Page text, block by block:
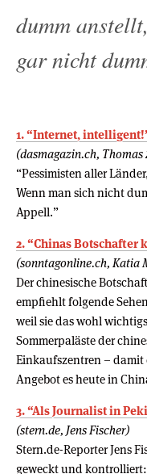
dumm
gar nicht
1. “Internet,
(dasmagazin.ch, Thomas
“Pessimisten aller
Wenn man sich nicht
Appell.”
2. “Chinas Botschafter
(sonntagonline.ch, Katia
Der chinesische
empfiehlt folgende
weil sie das wohl
Sommerpaläste der
Einkaufszentren – damit
Angebot es heute in
3. “Als Journalist in
(stern.de, Jens Fischer)
Stern.de-Reporter Jens
geweckt und